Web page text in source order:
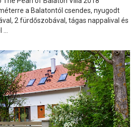
a Balatontól csendes, nyugodt
2 fürdőszobával, tágas nappalival és
...